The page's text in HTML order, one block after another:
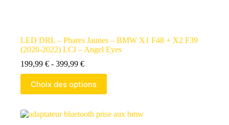
LED DRL – Phares Jaunes – BMW X1 F48 + X2 F39
(2020-2022) LCI – Angel Eyes
199,99 € - 399,99 €
Choix des options